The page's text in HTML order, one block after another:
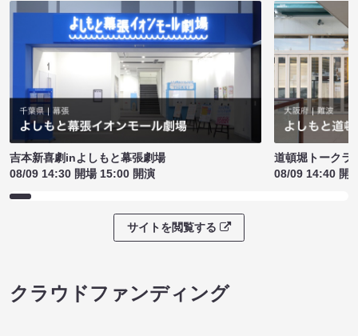
吉本新喜劇inよしもと幕張劇場
08/09 14:30 開場 15:00 開演
道頓堀トークラ
08/09 14:40 開
サイトを閲覧する
クラウドファンディング